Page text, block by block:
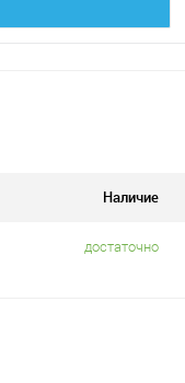
Наличие
достаточно